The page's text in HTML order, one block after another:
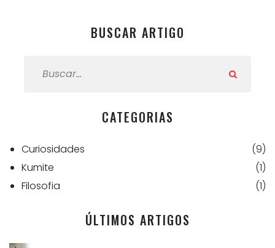
BUSCAR ARTIGO
CATEGORIAS
Curiosidades
(9)
Kumite
(1)
Filosofia
(1)
ÚLTIMOS ARTIGOS